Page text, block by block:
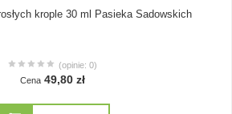
krople 30 ml Pasieka Sadowskich
(opinie: 0)
Cena 49,80 zł